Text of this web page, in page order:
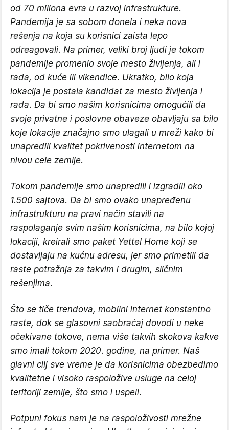
od 70 miliona evra u razvoj infrastrukture.
Pandemija je sa sobom donela i neka nova
rešenja na koja su korisnici zaista lepo
odreagovali. Na primer, veliki broj ljudi je tokom
pandemije promenio svoje mesto življenja, ali i
rada, od kuće ili vikendice. Ukratko, bilo koja
lokacija je postala kandidat za mesto življenja i
rada. Da bi smo našim korisnicima omogućili da
svoje privatne i poslovne obaveze obavljaju sa bilo
koje lokacije značajno smo ulagali u mreži kako bi
unapredili kvalitet pokrivenosti internetom na
nivou cele zemlje.
Tokom pandemije smo unapredili i izgradili oko
1.500 sajtova. Da bi smo ovako unapređenu
infrastrukturu na pravi način stavili na
raspolaganje svim našim korisnicima, na bilo kojoj
lokaciji, kreirali smo paket Yettel Home koji se
dostavljaju na kućnu adresu, jer smo primetili da
raste potražnja za takvim i drugim, sličnim
rešenjima.
Što se tiče trendova, mobilni internet konstantno
raste, dok se glasovni saobraćaj dovodi u neke
očekivane tokove, nema više takvih skokova kakve
smo imali tokom 2020. godine, na primer. Naš
glavni cilj sve vreme je da korisnicima obezbedimo
kvalitetne i visoko raspoložive usluge na celoj
teritoriji zemlje, što smo i uspeli.
Potpuni fokus nam je na raspoloživosti mrežne